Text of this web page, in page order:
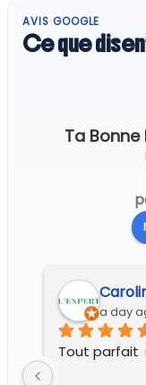
AVIS GOOGLE
Ce que
Ta
5 days